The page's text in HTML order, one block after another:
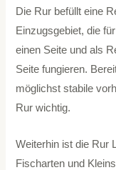
Die Rur befüllt eine
Einzugsgebiet, die
einen Seite und als
Seite fungieren.
möglichst stabile
Rur wichtig.
Weiterhin ist die Rur
Fischarten und